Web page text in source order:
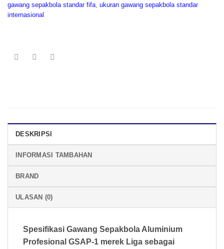
gawang sepakbola standar fifa ukuran gawang sepakbola standar
internasional
DESKRIPSI
INFORMASI TAMBAHAN
BRAND
ULASAN (0)
Spesifikasi Gawang Sepakbola Aluminium
Profesional GSAP-1 merek Liga sebagai